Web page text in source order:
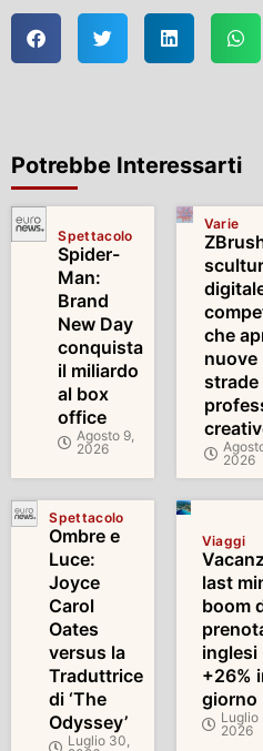
Potrebbe Interessarti
Spettacolo
Spider-
Man:
Brand
New Day
conquista
il miliardo
al box
office
Agosto 9,
2026
Varie
che
nuove
strade
2026
Spettacolo
Ombre e
Luce:
Joyce
Carol
Oates
versus la
Traduttrice
di ‘The
Odyssey’
Luglio 30,
Viaggi
last
boom
inglesi
+26%
giorno
Luglio
2026